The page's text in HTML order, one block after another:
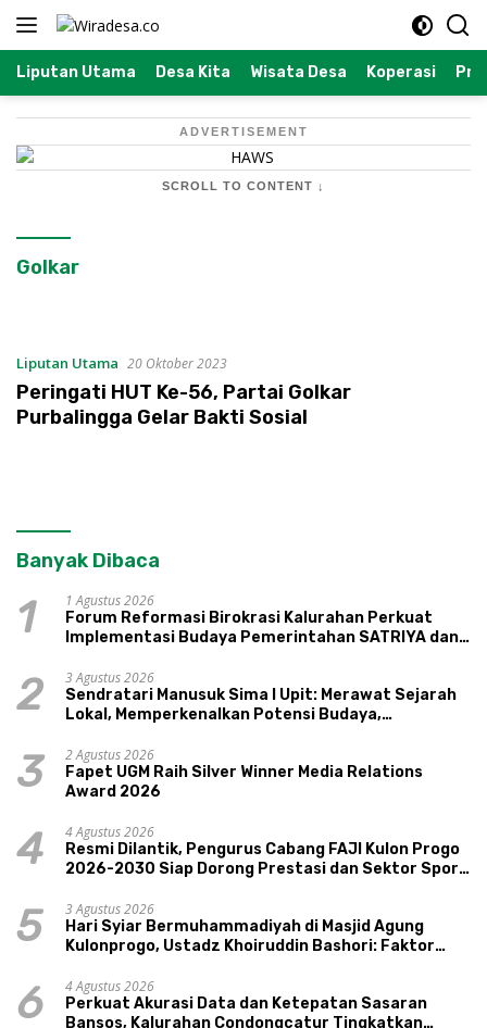
Langsung
Liputan Utama Desa Kita Wisata Desa Koperasi
ADVERTISEMENT
SCROLL TO CONTENT ↓
Golkar
Liputan Utama 20 Oktober 2023
Peringati HUT Ke-56, Partai Golkar
Purbalingga Gelar Bakti Sosial
Banyak Dibaca
1
1 Agustus 2026
Forum Reformasi Birokrasi Kalurahan Perkuat
Implementasi Budaya Pemerintahan SATRIYA dan
2
3 Agustus 2026
Sendratari Manusuk Sima I Upit: Merawat Sejarah
Lokal, Memperkenalkan Potensi Budaya,
3
2 Agustus 2026
Fapet UGM Raih Silver Winner Media Relations
Award 2026
4
4 Agustus 2026
Resmi Dilantik, Pengurus Cabang FAJI Kulon Progo
2026-2030 Siap Dorong Prestasi dan Sektor Sport
5
3 Agustus 2026
Hari Syiar Bermuhammadiyah di Masjid Agung
Kulonprogo, Ustadz Khoiruddin Bashori: Faktor
6
4 Agustus 2026
Perkuat Akurasi Data dan Ketepatan Sasaran
Bansos, Kalurahan Condongcatur Tingkatkan